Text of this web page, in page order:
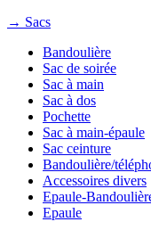
→ Sacs
Bandoulière
Sac de soirée
Sac à main
Sac à dos
Pochette
Sac à main-épaule
Sac ceinture
Bandoulière/
Accessoires divers
Epaule-
Epaule